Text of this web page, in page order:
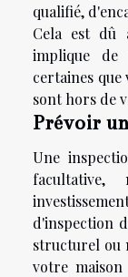
qualifié,
Cela est dû
implique de
certaines
sont hors de
Prévoir
Une
d'inspection
structurel ou
votre